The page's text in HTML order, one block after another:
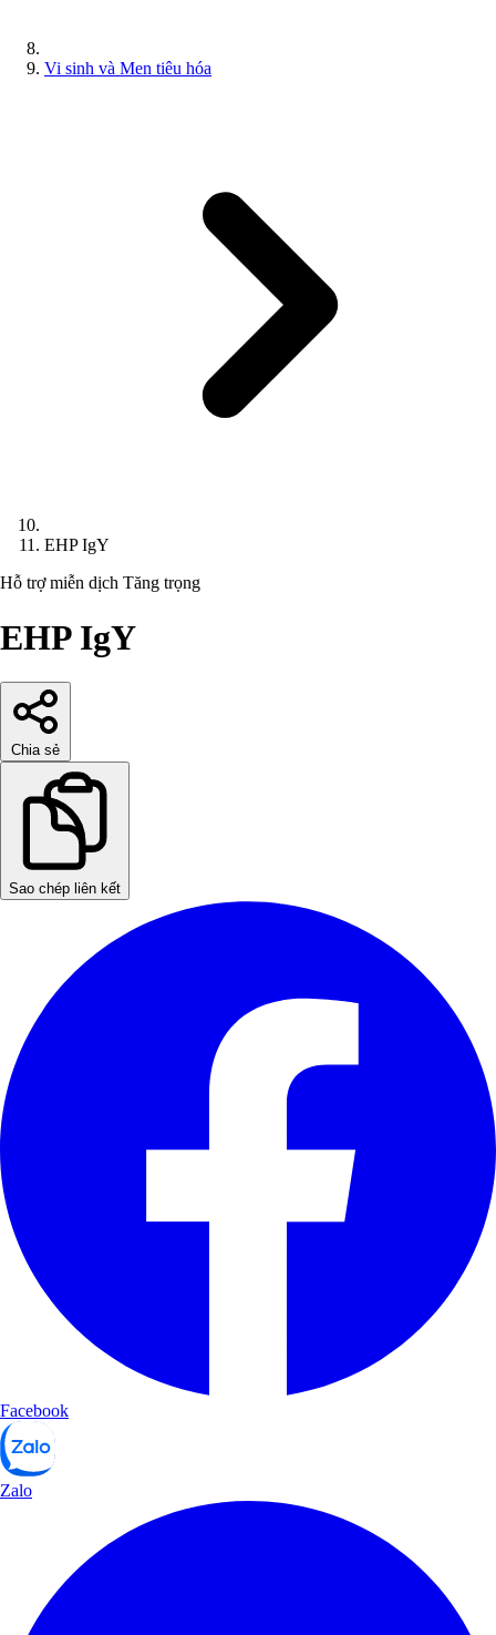
Vi sinh và Men tiêu hóa
EHP IgY
Hỗ trợ miễn dịch Tăng trọng
EHP IgY
Chia sẻ
Sao chép liên kết
Facebook
Zalo